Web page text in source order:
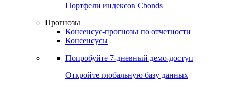
Портфели индексов Cbonds
Прогнозы
Консенсус-прогнозы по отчетности
Консенсусы
Попробуйте 7-дневный демо-доступ
Откройте глобальную базу данных